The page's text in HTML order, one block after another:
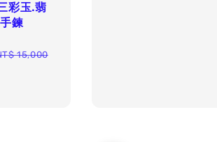
彩玉.翡
鍊
15,000